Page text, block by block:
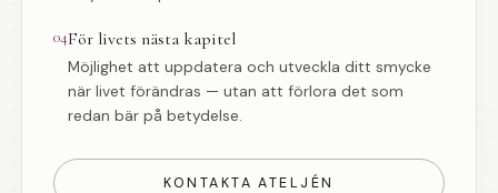
04För livets nästa kapitel
Möjlighet att uppdatera och utveckla ditt smycke
när livet förändras — utan att förlora det som
redan bär på betydelse.
KONTAKTA ATELJÉN